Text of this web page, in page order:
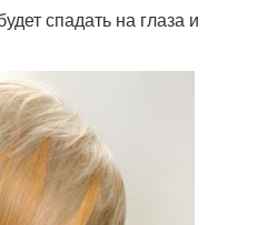
спадать на глаза и